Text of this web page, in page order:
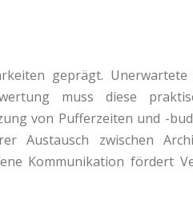
geprägt. Unerwartete
muss diese
von Pufferzeiten und -
Austausch zwischen
Kommunikation fördert